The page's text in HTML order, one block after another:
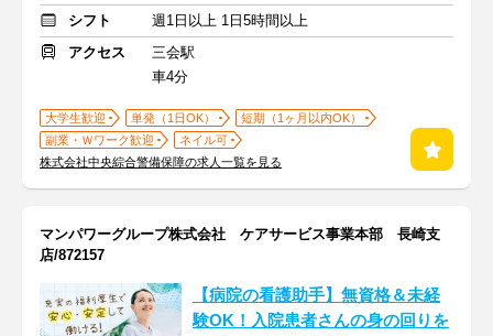
シフト
週1日以上 1日5時間以上
アクセス
三会駅
車4分
大学生歓迎 単発（1日OK）
短期（1ヶ月以内OK）
副業・Ｗワーク歓迎
ネイル可
株式会社中央綜合警備保障の求人一覧を見る
マンパワーグループ株式会社 ケアサービス事業本部 長崎支
店/872157
【病院の看護助手】無資格＆未経
験OK！入院患者さんの身の回りを